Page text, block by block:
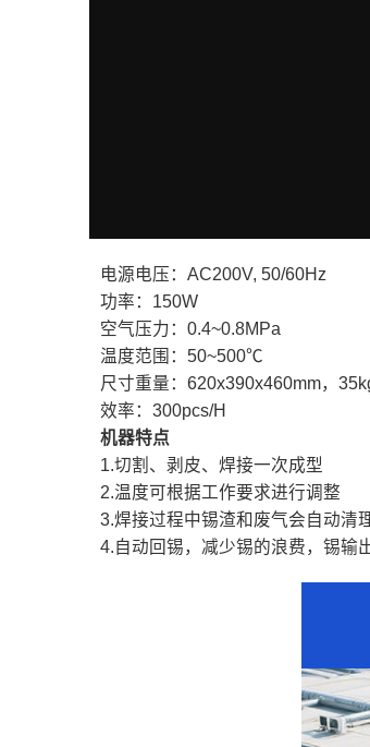
电源电压：AC200V, 50/60Hz
功率：150W
空气压力：0.4~0.8MPa
温度范围：50~500℃
尺寸重量：620x390x460mm，
效率：300pcs/H
机器特点
1.切割、剥皮、焊接一次成型
2.温度可根据工作要求进行调整
3.焊接过程中锡渣和废气会自动清
4.自动回锡，减少锡的浪费，锡输